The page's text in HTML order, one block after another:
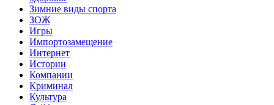
Зимние виды спорта
ЗОЖ
Игры
Импортозамещение
Интернет
Истории
Компании
Криминал
Культура